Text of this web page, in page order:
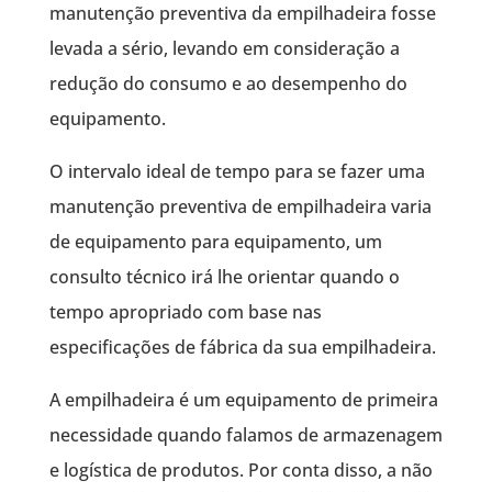
manutenção preventiva da empilhadeira fosse
levada a sério, levando em consideração a
redução do consumo e ao desempenho do
equipamento.
O intervalo ideal de tempo para se fazer uma
manutenção preventiva de empilhadeira varia
de equipamento para equipamento, um
consulto técnico irá lhe orientar quando o
tempo apropriado com base nas
especificações de fábrica da sua empilhadeira.
A empilhadeira é um equipamento de primeira
necessidade quando falamos de armazenagem
e logística de produtos. Por conta disso, a não